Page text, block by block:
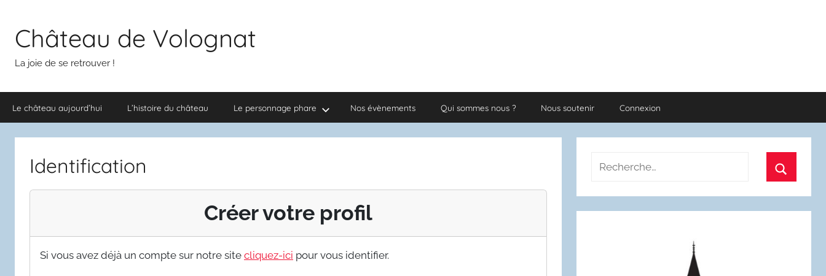
contenuChâteau de Volognat
La joie de se retrouver !
Le château aujourd’hui L’histoire du château Le personnage phare Nos évènements Qui sommes nous ? Nous soutenir Connexion
Identification
Créer votre profil
Si vous avez déjà un compte sur notre site cliquez-ici pour vous identifier.
Recherche
: